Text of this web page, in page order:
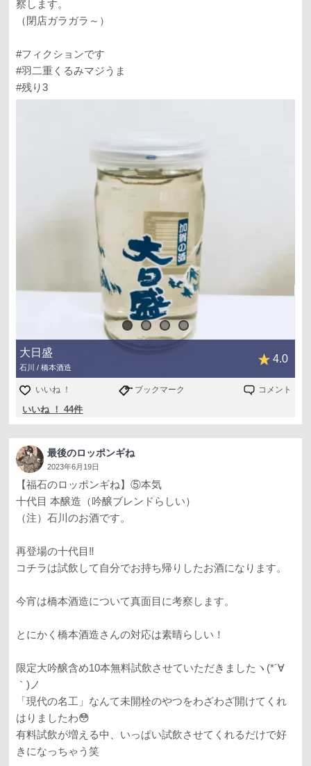
察します。
（閉店ガラガラ～）
#フィクションです
#羽二重くるみマジうま
#残り3
大日盛
石川 / 橋本酒造
4.0
いいね ！ ブックマーク コメント
いいね ！ 44件
最後のロッポンギね
2023年6月19日
【福石のロッポンギね】⑤本気
十代目 本醸造（吟醸ブレンドらしい）
（注）石川のお酒です。
再登場の十代目‼️
コチラは試飲して自分でお持ち帰りしたお酒になります。
今宵は橋本酒造について真面目に考察します。
とにかく橋本酒造さんの対応は素晴らしい！
限定大吟醸含め10本無料試飲させていただきましたヽ(*´∀
｀)ノ
「現代の名工」なんて未開栓のやつをわざわざ開けてくれ
はりましたわ😳
有料試飲が増える中、いっぱい試飲させてくれるだけで好
きになっちゃう笑